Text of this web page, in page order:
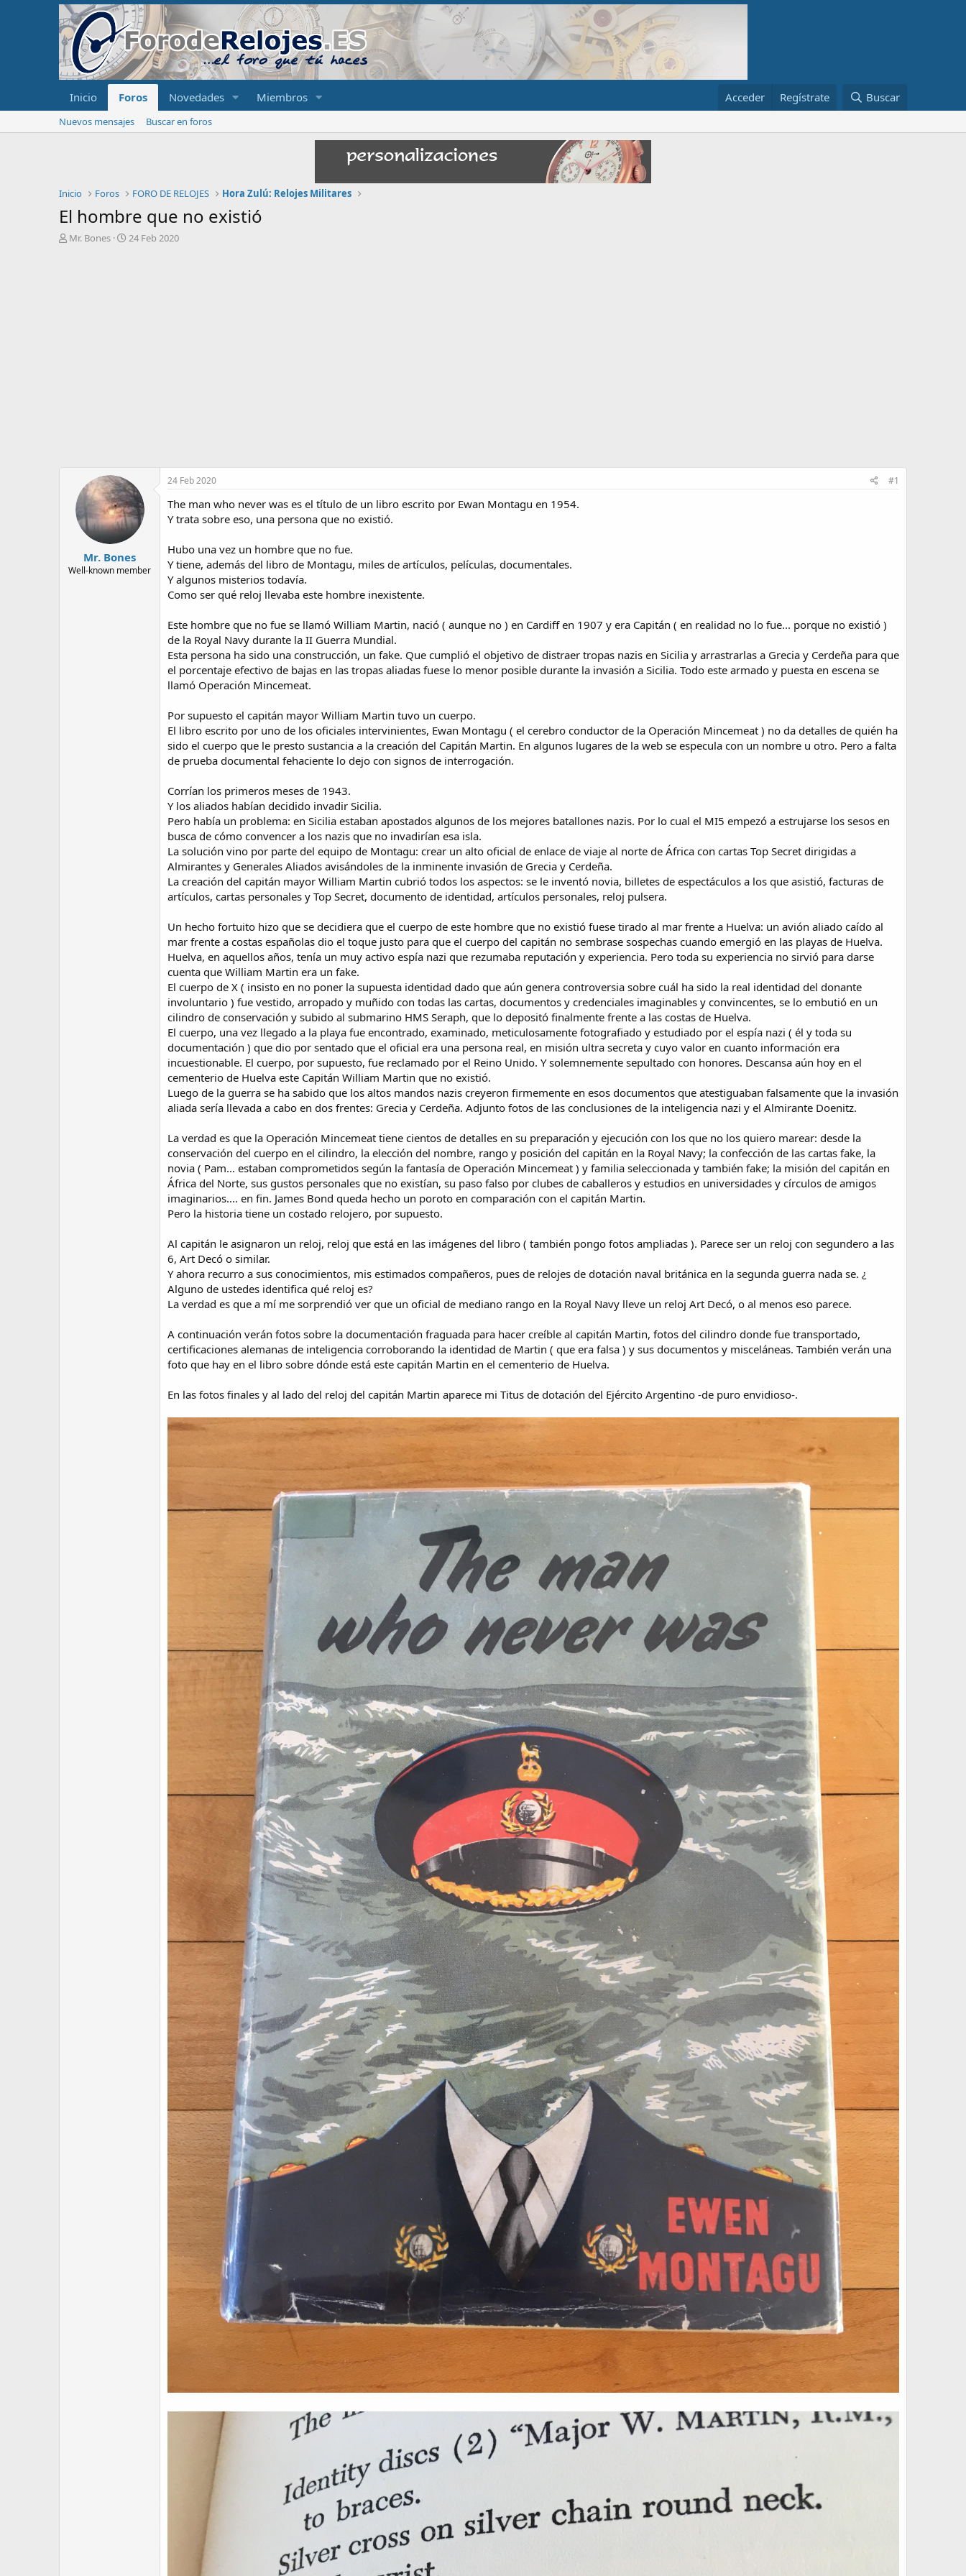
Inicio Foros Novedades Miembros Acceder Regístrate Buscar
Nuevos mensajes Buscar en foros
Inicio Foros FORO DE RELOJES Hora Zulú: Relojes Militares
El hombre que no existió
IMr. Bones
F
24 Feb 2020
Mr. Bones
Well-known member
24 Feb 2020 #1
The man who never was es el título de un libro escrito por Ewan Montagu en 1954.
Y trata sobre eso, una persona que no existió.
Hubo una vez un hombre que no fue.
Y tiene, además del libro de Montagu, miles de artículos, películas, documentales.
Y algunos misterios todavía.
Como ser qué reloj llevaba este hombre inexistente.
Este hombre que no fue se llamó William Martin, nació ( aunque no ) en Cardiff en 1907 y era Capitán ( en realidad no lo fue... porque no existió )
de la Royal Navy durante la II Guerra Mundial.
Esta persona ha sido una construcción, un fake. Que cumplió el objetivo de distraer tropas nazis en Sicilia y arrastrarlas a Grecia y Cerdeña para que
el porcentaje efectivo de bajas en las tropas aliadas fuese lo menor posible durante la invasión a Sicilia. Todo este armado y puesta en escena se
llamó Operación Mincemeat.
Por supuesto el capitán mayor William Martin tuvo un cuerpo.
El libro escrito por uno de los oficiales intervinientes, Ewan Montagu ( el cerebro conductor de la Operación Mincemeat ) no da detalles de quién ha
sido el cuerpo que le presto sustancia a la creación del Capitán Martin. En algunos lugares de la web se especula con un nombre u otro. Pero a falta
de prueba documental fehaciente lo dejo con signos de interrogación.
Corrían los primeros meses de 1943.
Y los aliados habían decidido invadir Sicilia.
Pero había un problema: en Sicilia estaban apostados algunos de los mejores batallones nazis. Por lo cual el MI5 empezó a estrujarse los sesos en
busca de cómo convencer a los nazis que no invadirían esa isla.
La solución vino por parte del equipo de Montagu: crear un alto oficial de enlace de viaje al norte de África con cartas Top Secret dirigidas a
Almirantes y Generales Aliados avisándoles de la inminente invasión de Grecia y Cerdeña.
La creación del capitán mayor William Martin cubrió todos los aspectos: se le inventó novia, billetes de espectáculos a los que asistió, facturas de
artículos, cartas personales y Top Secret, documento de identidad, artículos personales, reloj pulsera.
Un hecho fortuito hizo que se decidiera que el cuerpo de este hombre que no existió fuese tirado al mar frente a Huelva: un avión aliado caído al
mar frente a costas españolas dio el toque justo para que el cuerpo del capitán no sembrase sospechas cuando emergió en las playas de Huelva.
Huelva, en aquellos años, tenía un muy activo espía nazi que rezumaba reputación y experiencia. Pero toda su experiencia no sirvió para darse
cuenta que William Martin era un fake.
El cuerpo de X ( insisto en no poner la supuesta identidad dado que aún genera controversia sobre cuál ha sido la real identidad del donante
involuntario ) fue vestido, arropado y muñido con todas las cartas, documentos y credenciales imaginables y convincentes, se lo embutió en un
cilindro de conservación y subido al submarino HMS Seraph, que lo depositó finalmente frente a las costas de Huelva.
El cuerpo, una vez llegado a la playa fue encontrado, examinado, meticulosamente fotografiado y estudiado por el espía nazi ( él y toda su
documentación ) que dio por sentado que el oficial era una persona real, en misión ultra secreta y cuyo valor en cuanto información era
incuestionable. El cuerpo, por supuesto, fue reclamado por el Reino Unido. Y solemnemente sepultado con honores. Descansa aún hoy en el
cementerio de Huelva este Capitán William Martin que no existió.
Luego de la guerra se ha sabido que los altos mandos nazis creyeron firmemente en esos documentos que atestiguaban falsamente que la invasión
aliada sería llevada a cabo en dos frentes: Grecia y Cerdeña. Adjunto fotos de las conclusiones de la inteligencia nazi y el Almirante Doenitz.
La verdad es que la Operación Mincemeat tiene cientos de detalles en su preparación y ejecución con los que no los quiero marear: desde la
conservación del cuerpo en el cilindro, la elección del nombre, rango y posición del capitán en la Royal Navy; la confección de las cartas fake, la
novia ( Pam... estaban comprometidos según la fantasía de Operación Mincemeat ) y familia seleccionada y también fake; la misión del capitán en
África del Norte, sus gustos personales que no existían, su paso falso por clubes de caballeros y estudios en universidades y círculos de amigos
imaginarios.... en fin. James Bond queda hecho un poroto en comparación con el capitán Martin.
Pero la historia tiene un costado relojero, por supuesto.
Al capitán le asignaron un reloj, reloj que está en las imágenes del libro ( también pongo fotos ampliadas ). Parece ser un reloj con segundero a las
6, Art Decó o similar.
Y ahora recurro a sus conocimientos, mis estimados compañeros, pues de relojes de dotación naval británica en la segunda guerra nada se. ¿
Alguno de ustedes identifica qué reloj es?
La verdad es que a mí me sorprendió ver que un oficial de mediano rango en la Royal Navy lleve un reloj Art Decó, o al menos eso parece.
A continuación verán fotos sobre la documentación fraguada para hacer creíble al capitán Martin, fotos del cilindro donde fue transportado,
certificaciones alemanas de inteligencia corroborando la identidad de Martin ( que era falsa ) y sus documentos y misceláneas. También verán una
foto que hay en el libro sobre dónde está este capitán Martin en el cementerio de Huelva.
En las fotos finales y al lado del reloj del capitán Martin aparece mi Titus de dotación del Ejército Argentino -de puro envidioso-.